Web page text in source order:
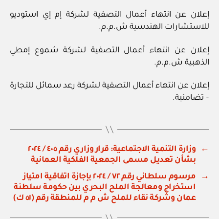
إعلان عن انتهاء أعمال التصفية لشركة إم إي استوديو
للاستشارات الهندسية ش.م.م.
إعلان عن انتهاء أعمال التصفية لشركة شموع إمطي
الذهبية ش.م.م.
إعلان عن انتهاء أعمال التصفية لشركة رعد سمائل للتجارة
– تضامنية.
←
وزارة التنمية الاجتماعية: قرار وزاري رقم ٤٠٥ / ٢٠٢٤
بشأن تعديل مسمى الجمعية الفلكية العمانية
→
مرسوم سلطاني رقم ٧٢ / ٢٠٢٤ بإجازة اتفاقية امتياز
استخراج ومعالجة الملح البحري بين حكومة سلطنة
عمان وشركة نقاء للملح ش م م للمنطقة رقم (٥١ ك)